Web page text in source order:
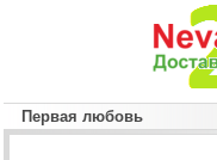
Первая любовь